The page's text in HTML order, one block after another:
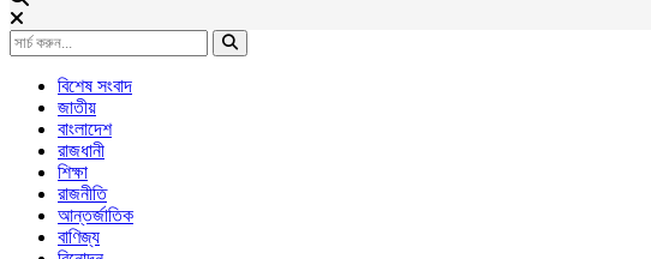
বিশেষ সংবাদ
জাতীয়
বাংলাদেশ
রাজধানী
শিক্ষা
রাজনীতি
আন্তর্জাতিক
বাণিজ্য